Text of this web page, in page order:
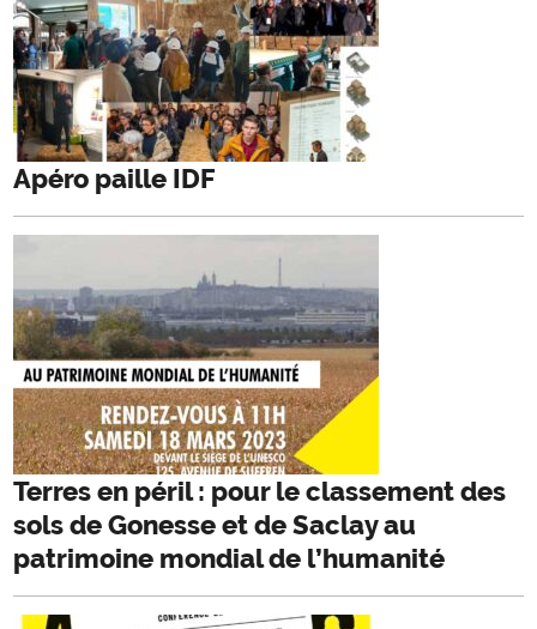
Apéro paille IDF
Terres en péril : pour le classement des
sols de Gonesse et de Saclay au
patrimoine mondial de l’humanité